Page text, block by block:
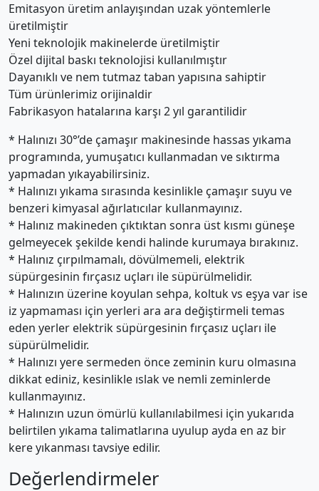
Emitasyon üretim anlayışından uzak yöntemlerle
üretilmiştir
Yeni teknolojik makinelerde üretilmiştir
Özel dijital baskı teknolojisi kullanılmıştır
Dayanıklı ve nem tutmaz taban yapısına sahiptir
Tüm ürünlerimiz orijinaldir
Fabrikasyon hatalarına karşı 2 yıl garantilidir
* Halınızı 30°’de çamaşır makinesinde hassas yıkama
programında, yumuşatıcı kullanmadan ve sıktırma
yapmadan yıkayabilirsiniz.
* Halınızı yıkama sırasında kesinlikle çamaşır suyu ve
benzeri kimyasal ağırlatıcılar kullanmayınız.
* Halınız makineden çıktıktan sonra üst kısmı güneşe
gelmeyecek şekilde kendi halinde kurumaya bırakınız.
* Halınız çırpılmamalı, dövülmemeli, elektrik
süpürgesinin fırçasız uçları ile süpürülmelidir.
* Halınızın üzerine koyulan sehpa, koltuk vs eşya var ise
iz yapmaması için yerleri ara ara değiştirmeli temas
eden yerler elektrik süpürgesinin fırçasız uçları ile
süpürülmelidir.
* Halınızı yere sermeden önce zeminin kuru olmasına
dikkat ediniz, kesinlikle ıslak ve nemli zeminlerde
kullanmayınız.
* Halınızın uzun ömürlü kullanılabilmesi için yukarıda
belirtilen yıkama talimatlarına uyulup ayda en az bir
kere yıkanması tavsiye edilir.
Değerlendirmeler